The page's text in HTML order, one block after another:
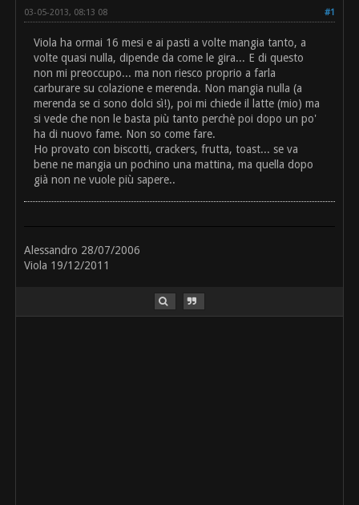
#1
03-05-2013, 08:13 08
Viola ha ormai 16 mesi e ai pasti a volte mangia tanto, a
volte quasi nulla, dipende da come le gira... E di questo
non mi preoccupo... ma non riesco proprio a farla
carburare su colazione e merenda. Non mangia nulla (a
merenda se ci sono dolci sì!), poi mi chiede il latte (mio) ma
si vede che non le basta più tanto perchè poi dopo un po'
ha di nuovo fame. Non so come fare.
Ho provato con biscotti, crackers, frutta, toast... se va
bene ne mangia un pochino una mattina, ma quella dopo
già non ne vuole più sapere..
Alessandro 28/07/2006
Viola 19/12/2011